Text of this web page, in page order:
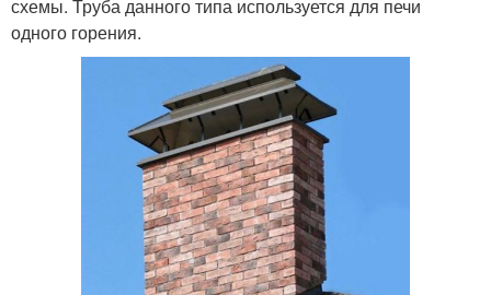
схемы. Труба данного типа используется для печи
одного горения.